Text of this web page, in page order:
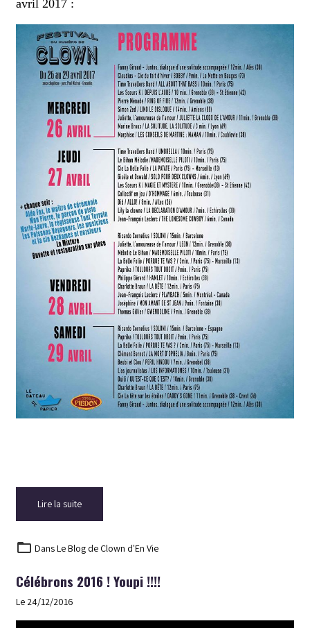
avril 2017 :
Lire la suite
DansLe Blog de Clown d'En Vie
Célébrons 2016 ! Youpi !!!!
Le 24/12/2016